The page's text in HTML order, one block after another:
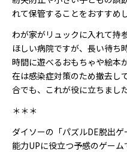
れて保管することをおすすめし
わが家がリュックに入れて持
ほしい病院ですが、長い待ち
時間に遊べるおもちゃや絵本
在は感染症対策のため撤去し
合でも、これが役に立ちました
＊＊＊
ダイソーの「パズルDE脱出
能力UPに役立つ予感のゲー